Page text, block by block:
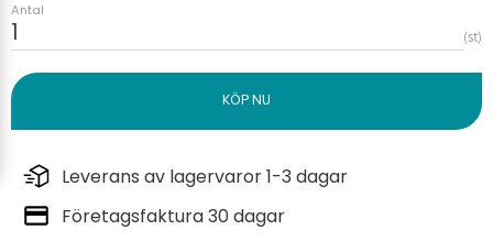
Antal
st
Leverans av lagervaror 1-3 dagar
Företagsfaktura 30 dagar